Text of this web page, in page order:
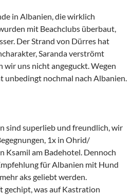
in Albanien, die wirklich
mit Beachclubs überbaut,
Der Strand von Dürres hat
Saranda verströmt
wir uns nicht angeguckt. Wegen
unbedingt nochmal nach Albanien.
sind superlieb und freundlich, wir
1x in Ohrid/
Ksamil am Badehotel. Dennoch
für Albanien mit Hund
aks geliebt werden.
gechipt, was auf Kastration